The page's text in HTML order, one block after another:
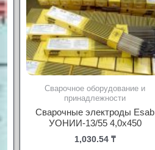
Сварочное оборудование и
принадлежности
Сварочные электроды Esab
УОНИИ-13/55 4,0х450
1,030.54₸